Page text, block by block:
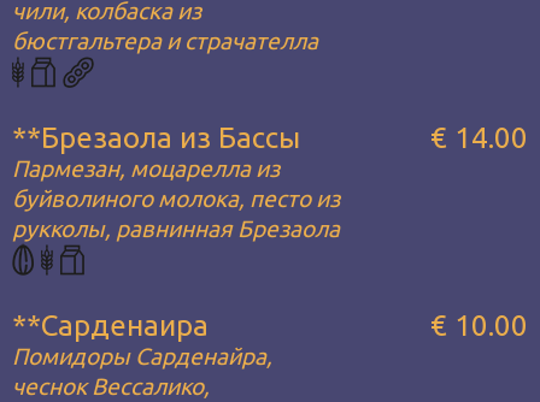
чили, колбаска из
бюстгальтера и страчателла
**Брезаола из Бассы
Пармезан, моцарелла из
буйволиного молока, песто из
рукколы, равнинная Брезаола
€ 14.00
**Сарденаира
Помидоры Сарденайра,
чеснок Вессалико,
€ 10.00